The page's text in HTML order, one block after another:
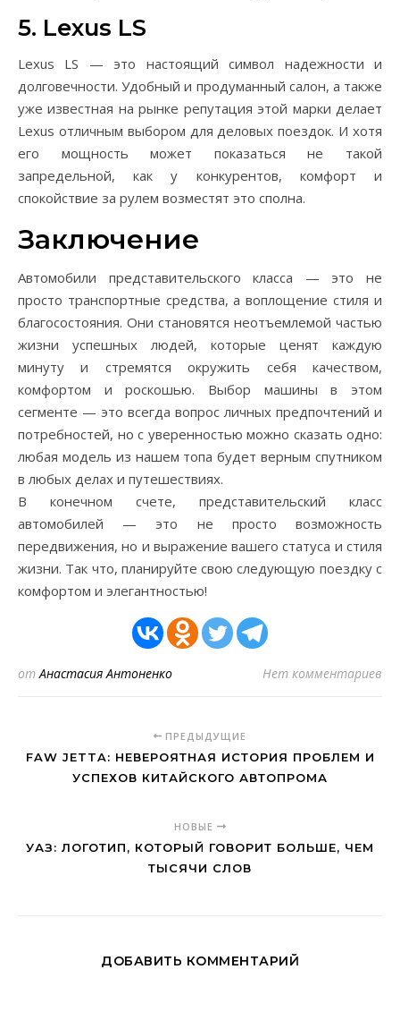
5. Lexus LS
Lexus LS — это настоящий символ надежности и
долговечности. Удобный и продуманный салон, а также
уже известная на рынке репутация этой марки делает
Lexus отличным выбором для деловых поездок. И хотя
его мощность может показаться не такой
запредельной, как у конкурентов, комфорт и
спокойствие за рулем возместят это сполна.
Заключение
Автомобили представительского класса — это не
просто транспортные средства, а воплощение стиля и
благосостояния. Они становятся неотъемлемой частью
жизни успешных людей, которые ценят каждую
минуту и стремятся окружить себя качеством,
комфортом и роскошью. Выбор машины в этом
сегменте — это всегда вопрос личных предпочтений и
потребностей, но с уверенностью можно сказать одно:
любая модель из нашем топа будет верным спутником
в любых делах и путешествиях.
В конечном счете, представительский класс
автомобилей — это не просто возможность
передвижения, но и выражение вашего статуса и стиля
жизни. Так что, планируйте свою следующую поездку с
комфортом и элегантностью!
отАнастасия Антоненко Нет комментариев
ПРЕДЫДУЩИЕ
FAW JETTA: НЕВЕРОЯТНАЯ ИСТОРИЯ ПРОБЛЕМ И
УСПЕХОВ КИТАЙСКОГО АВТОПРОМА
НОВЫЕ
УАЗ: ЛОГОТИП, КОТОРЫЙ ГОВОРИТ БОЛЬШЕ, ЧЕМ
ТЫСЯЧИ СЛОВ
ДОБАВИТЬ КОММЕНТАРИЙ